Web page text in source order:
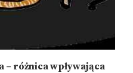
– różnica wpływająca